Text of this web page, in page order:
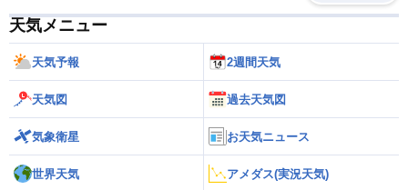
天気メニュー
天気予報 2週間天気
天気図 過去天気図
気象衛星 お天気ニュース
世界天気 アメダス(実況天気)